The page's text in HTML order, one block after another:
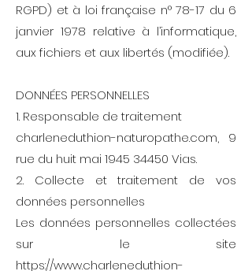
RGPD) et à loi française n° 78-17 du 6
janvier 1978 relative à l’informatique,
aux fichiers et aux libertés (modifiée).
DONNÉES PERSONNELLES
1. Responsable de traitement
charleneduthion-naturopathe.com, 9
rue du huit mai 1945 34450 Vias.
2. Collecte et traitement de vos
données personnelles
Les données personnelles collectées
sur le site
https://www.charleneduthion-